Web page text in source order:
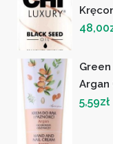
48,00
Green
Argan
5,59zł